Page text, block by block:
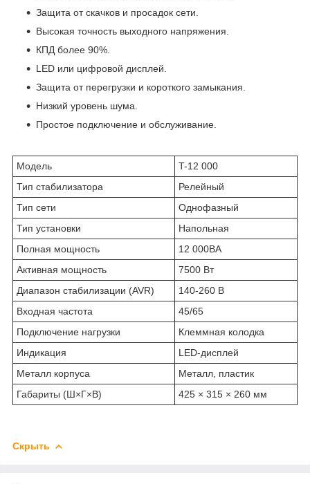
Защита от скачков и просадок сети.
Высокая точность выходного напряжения.
КПД более 90%.
LED или цифровой дисплей.
Защита от перегрузки и короткого замыкания.
Низкий уровень шума.
Простое подключение и обслуживание.
Модель
T-12 000
Тип стабилизатора
Релейный
Тип сети
Однофазный
Тип установки
Напольная
Полная мощность
12 000ВА
Активная мощность
7500 Вт
Диапазон стабилизации (AVR)
140-260 В
Входная частота
45/65
Подключение нагрузки
Клеммная колодка
Индикация
LED-дисплей
Металл корпуса
Металл, пластик
Габариты (Ш×Г×В)
425 × 315 × 260 мм
Скрыть